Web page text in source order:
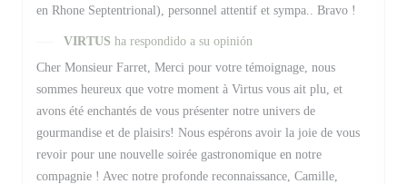
en Rhone Septentrional), personnel attentif et sympa.. Bravo !
VIRTUS ha respondido a su opinión
Cher Monsieur Farret, Merci pour votre témoignage, nous
sommes heureux que votre moment à Virtus vous ait plu, et
avons été enchantés de vous présenter notre univers de
gourmandise et de plaisirs! Nous espérons avoir la joie de vous
revoir pour une nouvelle soirée gastronomique en notre
compagnie ! Avec notre profonde reconnaissance, Camille,